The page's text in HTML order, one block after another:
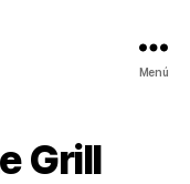
Menú
Grill